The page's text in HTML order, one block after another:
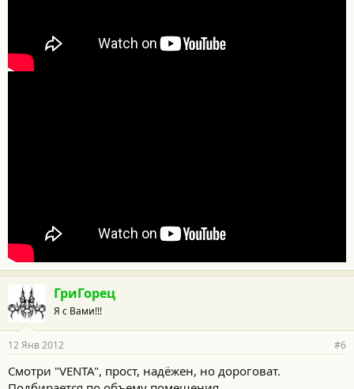
ГриГорец
Я с Вами!!!
12 Янв 2012 #6
Смотри "VENTA", прост, надёжен, но дороговат.